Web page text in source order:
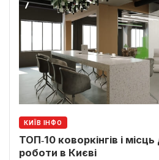
КИЇВ ІНФО
ТОП‑10 коворкінгів і
роботи в Києві